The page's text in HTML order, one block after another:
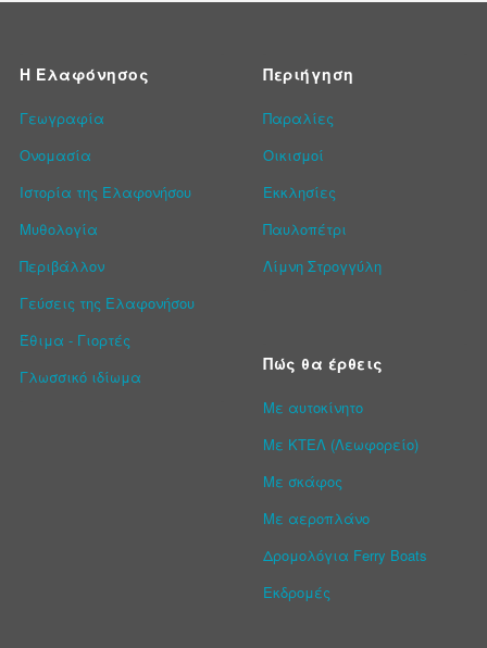
Η Ελαφόνησος
Γεωγραφία
Ονομασία
Ιστορία της Ελαφονήσου
Μυθολογία
Περιβάλλον
Γεύσεις της Ελαφονήσου
Έθιμα - Γιορτές
Γλωσσικό ιδίωμα
Περιήγηση
Παραλίες
Οικισμοί
Εκκλησίες
Παυλοπέτρι
Λίμνη Στρογγύλη
Πώς θα έρθεις
Με αυτοκίνητο
Με ΚΤΕΛ (Λεωφορείο)
Με σκάφος
Με αεροπλάνο
Δρομολόγια Ferry Boats
Εκδρομές